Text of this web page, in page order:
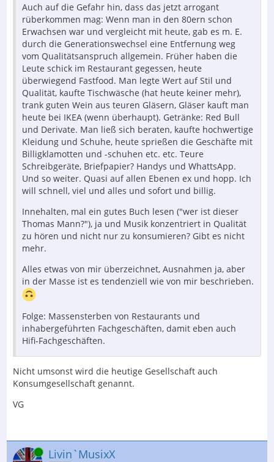
Auch auf die Gefahr hin, dass das jetzt arrogant
rüberkommen mag: Wenn man in den 80ern schon
Erwachsen war und vergleicht mit heute, gab es m. E.
durch die Generationswechsel eine Entfernung weg
vom Qualitätsanspruch allgemein. Früher haben die
Leute schick im Restaurant gegessen, heute
überwiegend Fastfood. Man legte Wert auf Stil und
Qualität, kaufte Tischwäsche (hat heute keiner mehr),
trank guten Wein aus teuren Gläsern, Gläser kauft man
heute bei IKEA (wenn überhaupt). Getränke: Red Bull
und Derivate. Man ließ sich beraten, kaufte hochwertige
Kleidung und Schuhe, heute sprießen die Geschäfte mit
Billigklamotten und -schuhen etc. etc. Teure
Schreibgeräte, Briefpapier? Handys und WhattsApp.
Und so weiter. Quasi auf allen Ebenen ex und hopp. Ich
will schnell, viel und alles und sofort und billig.
Innehalten, mal ein gutes Buch lesen ("wer ist dieser
Thomas Mann?"), ja und Musik konzentriert in Qualität
zu hören und nicht nur zu konsumieren? Gibt es nicht
mehr.
Alles etwas von mir überzeichnet, Ausnahmen ja, aber
in der Masse ist es tendenziell wie von mir beschrieben.
Folge: Massensterben von Restaurants und
inhabergeführten Fachgeschäften, damit eben auch
Hifi-Fachgeschäften.
Nicht umsonst wird die heutige Gesellschaft auch
Konsumgesellschaft genannt.
VG
Online Livin`MusixX